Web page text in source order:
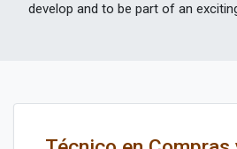
develop and to be part of an